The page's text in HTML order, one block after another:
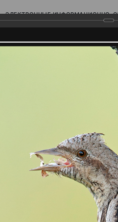
ЭЛЕКТРОННЫЕ ИНФОРМАЦИОННО-
Поволжья